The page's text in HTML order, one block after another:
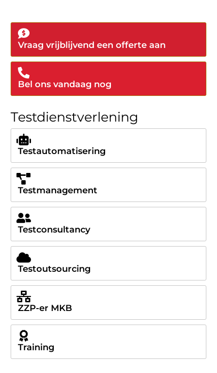
Vraag vrijblijvend een offerte aan
Bel ons vandaag nog
Testdienstverlening
Testautomatisering
Testmanagement
Testconsultancy
Testoutsourcing
ZZP-er MKB
Training